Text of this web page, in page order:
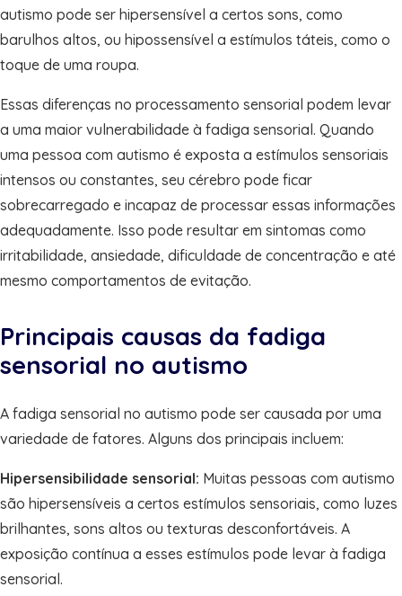
autismo pode ser hipersensível a certos sons, como
barulhos altos, ou hipossensível a estímulos táteis, como o
toque de uma roupa.
Essas diferenças no processamento sensorial podem levar
a uma maior vulnerabilidade à fadiga sensorial. Quando
uma pessoa com autismo é exposta a estímulos sensoriais
intensos ou constantes, seu cérebro pode ficar
sobrecarregado e incapaz de processar essas informações
adequadamente. Isso pode resultar em sintomas como
irritabilidade, ansiedade, dificuldade de concentração e até
mesmo comportamentos de evitação.
Principais causas da fadiga
sensorial no autismo
A fadiga sensorial no autismo pode ser causada por uma
variedade de fatores. Alguns dos principais incluem:
Hipersensibilidade sensorial: Muitas pessoas com autismo
são hipersensíveis a certos estímulos sensoriais, como luzes
brilhantes, sons altos ou texturas desconfortáveis. A
exposição contínua a esses estímulos pode levar à fadiga
sensorial.